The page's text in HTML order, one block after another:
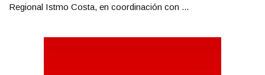
Regional Istmo Costa, en coordinación con ...